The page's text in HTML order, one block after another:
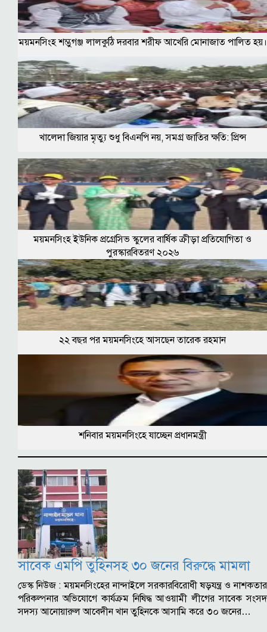
ময়মনসিংহ শম্ভুগঞ্জ লালকুঠি দরবার শরীফ আখেরি মোনাজাত পালিত হয়।
খালেদা জিয়ার মৃত্যু শুধু বিএনপি নয়, সমগ্র জাতির ক্ষতি: প্রিন্স
ময়মনসিংহ ইউনিক প্রগ্রেসিভ স্কুলের বার্ষিক ক্রীড়া প্রতিযোগিতা ও
পুরস্কারবিতরণ ২০২৬
২২ বছর পর ময়মনসিংহে আসছেন তারেক রহমান
শনিবার ময়মনসিংহে যাচ্ছেন প্রধানমন্ত্রী
সাবেক এমপি তুহিনসহ ৩০ জনের বিরুদ্ধে মামলা
ডেস্ক নিউজ : ময়মনসিংহের নান্দাইলে সরকারবিরোধী ষড়যন্ত্র ও নাশকতার
পরিকল্পনার অভিযোগে কার্যক্রম নিষিদ্ধ আওয়ামী লীগের সাবেক সংসদ
সদস্য আনোয়ারুল আবেদীন খান তুহিনকে আসামি করে ৩০ জনের…